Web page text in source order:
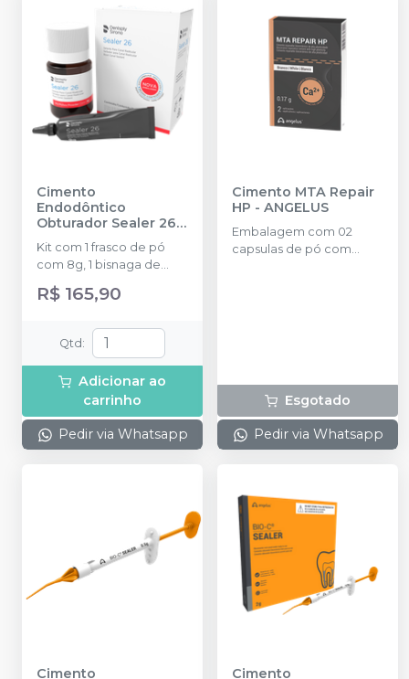
Cimento
Endodôntico
Obturador Sealer 26-
DENTSPLY SIRONA
Kit com 1 frasco de pó
com 8g, 1 bisnaga de
resina com 9g.
R$ 165,90
Qtd :
Adicionar ao
carrinho
Pedir via Whatsapp
Cimento MTA Repair
HP - ANGELUS
Embalagem com 02
capsulas de pó com
Esgotado
Pedir via Whatsapp
Cimento Cimento